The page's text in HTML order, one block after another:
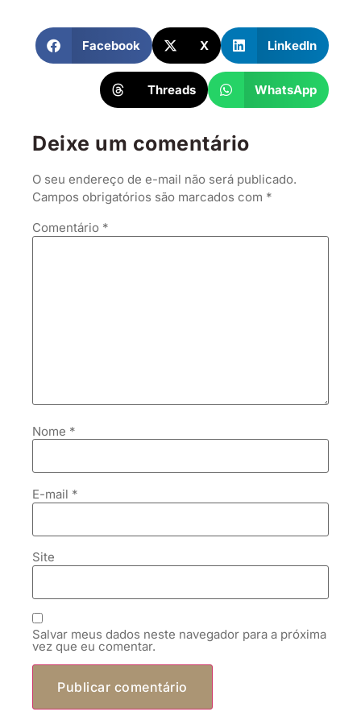
Facebook X LinkedIn
Threads WhatsApp
Deixe um comentário
O seu endereço de e-mail não será publicado.
Campos obrigatórios são marcados com *
Comentário *
Nome *
E-mail *
Site
Salvar meus dados neste navegador para a próxima
vez que eu comentar.